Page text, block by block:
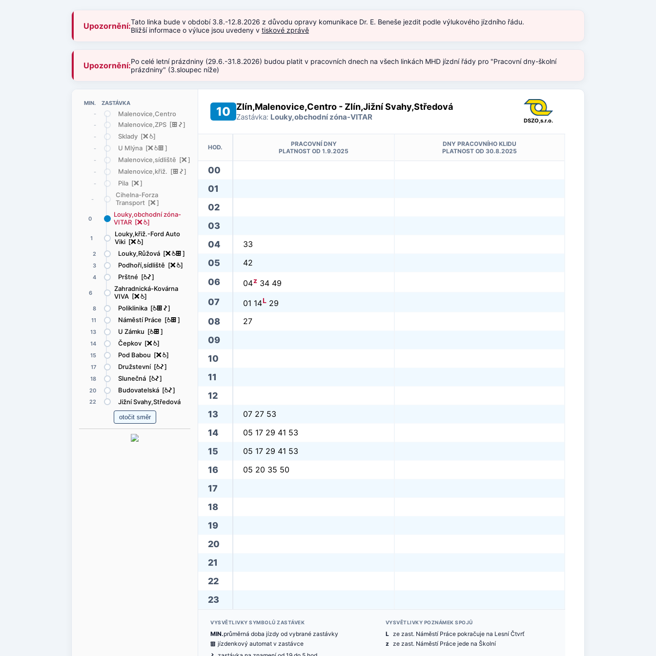
Upozornění:Tato linka bude v období 3.8.-12.8.2026 z důvodu opravy komunikace Dr. E. Beneše jezdit podle výlukového jízdního řádu.
Bližší informace o výluce jsou uvedeny v tiskové zprávě
Upozornění:Po celé letní prázdniny (29.6.-31.8.2026) budou platit v pracovních dnech na všech linkách MHD jízdní řády pro "Pracovní dny-školní
prázdniny" (3.sloupec níže)
MIN. ZASTÁVKA
-
Malenovice,Centro
- Malenovice,ZPS [æó]
- Sklady [ë@]
- U Mlýna [ë@æ]
- Malenovice,sídliště [ë]
- Malenovice,křiž. [æó]
- Pila [ë]
-
Cihelna-Forza
Transport [ë]
0
Louky,obchodní zóna-
VITAR [ë@]
1
Louky,křiž.-Ford Auto
Viki [ë@]
2 Louky,Růžová [ë@æ]
3 Podhoří,sídliště [ë@]
4 Prštné [@ó]
6
Zahradnická-Kovárna
VIVA [ë@]
8 Poliklinika [@æó]
11 Náměstí Práce [@æ]
13 U Zámku [@æ]
14 Čepkov [ë@]
15 Pod Babou [ë@]
17 Družstevní [@ó]
18 Slunečná [@ó]
20 Budovatelská [@ó]
22 Jižní Svahy,Středová
10 Zlín,Malenovice,Centro - Zlín,Jižní Svahy,Středová
Zastávka: Louky,obchodní zóna-VITAR DSZO,s.r.o.
HOD.
PRACOVNÍ DNY
PLATNOST OD 1.9.2025
DNY PRACOVNÍHO KLIDU
PLATNOST OD 30.8.2025
00
01
02
03
04
33
05 42
06 04z 34 49
07 01 14L 29
08 27
09
10
11
12
13
07 27 53
14 05 17 29 41 53
15 05 17 29 41 53
16 05 20 35 50
17
18
19
20
21
22
23
VYSVĚTLIVKY SYMBOLŮ ZASTÁVEK
MIN.průměrná doba jízdy od vybrané zastávky
æ jízdenkový automat v zastávce
VYSVĚTLIVKY POZNÁMEK SPOJŮ
L
ze zast. Náměstí Práce pokračuje na Lesní Čtvrť
z
ze zast. Náměstí Práce jede na Školní